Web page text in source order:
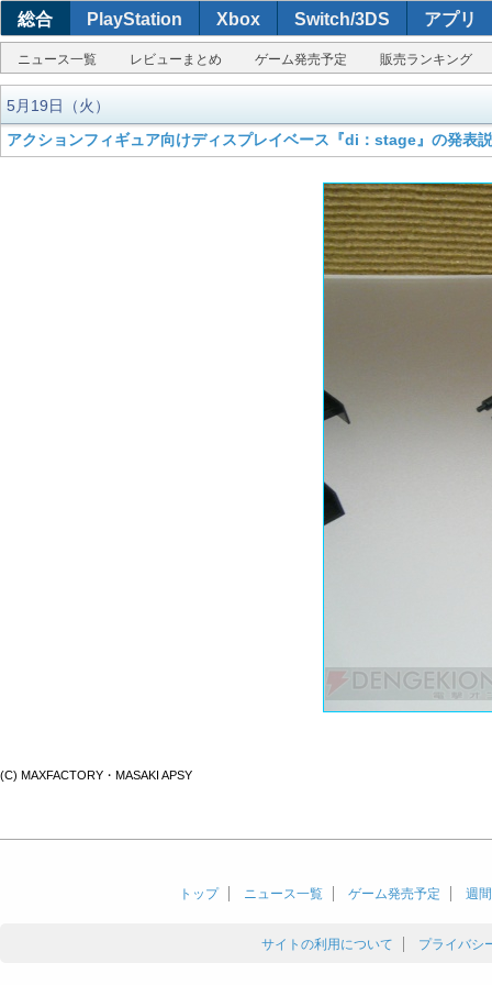
総合 PlayStation Xbox Switch/3DS アプリ
ニュース一覧 レビューまとめ ゲーム発売予定 販売ランキング
5月19日（火）
アクションフィギュア向けディスプレイベース『di：stage』の発表
(C) MAXFACTORY・MASAKI APSY
トップ ニュース一覧 ゲーム発売予定 週
サイトの利用について プライバシ